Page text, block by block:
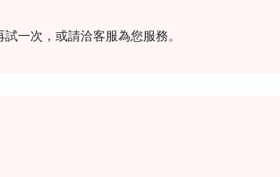
一次，或請洽客服為您服務。